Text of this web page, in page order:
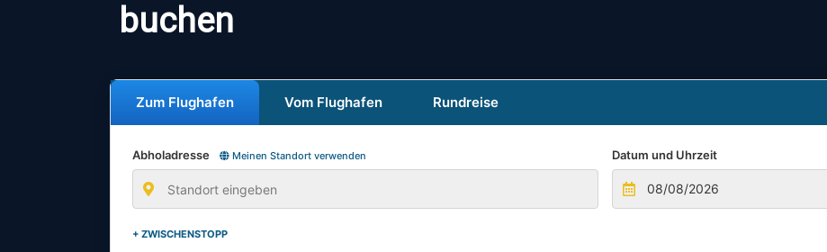
buchen
Zum Flughafen Vom Flughafen Rundreise
Abholadresse Meinen Standort verwenden
+ ZWISCHENSTOPP
Datum und Uhrzeit